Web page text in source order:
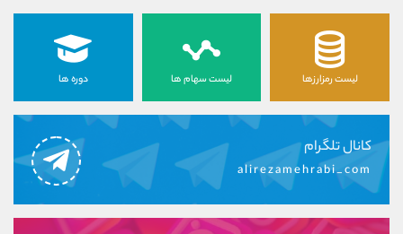
لیست رمزارزها لیست سهام ها دوره ها
کانال تلگرام
alirezamehrabi_com